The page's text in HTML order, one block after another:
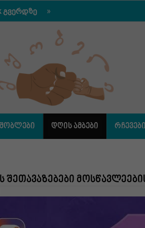
დღის ამბები რჩევები
შეთავაზებები